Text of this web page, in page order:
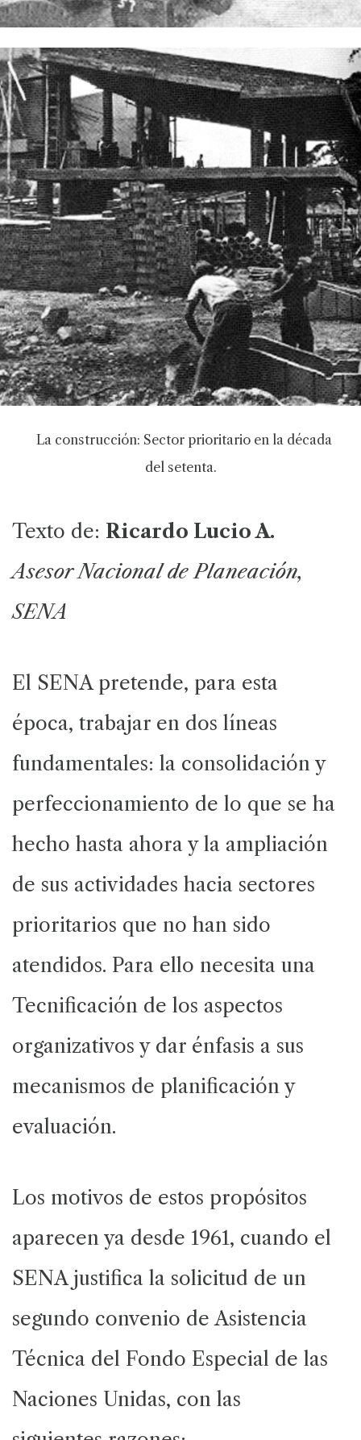
La construcción: Sector prioritario en la década
del setenta.
Texto de: Ricardo Lucio A.
Asesor Nacional de Planeación,
SENA
El SENA pretende, para esta
época, trabajar en dos líneas
fundamentales: la consolidación y
perfeccionamiento de lo que se ha
hecho hasta ahora y la ampliación
de sus actividades hacia sectores
prioritarios que no han sido
atendidos. Para ello necesita una
Tecnificación de los aspectos
organizativos y dar énfasis a sus
mecanismos de planificación y
evaluación.
Los motivos de estos propósitos
aparecen ya desde 1961, cuando el
SENA justifica la solicitud de un
segundo convenio de Asistencia
Técnica del Fondo Especial de las
Naciones Unidas, con las